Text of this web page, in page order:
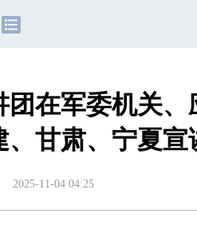
在军委机关
甘肃、宁夏宣
2025-11-04 04:25